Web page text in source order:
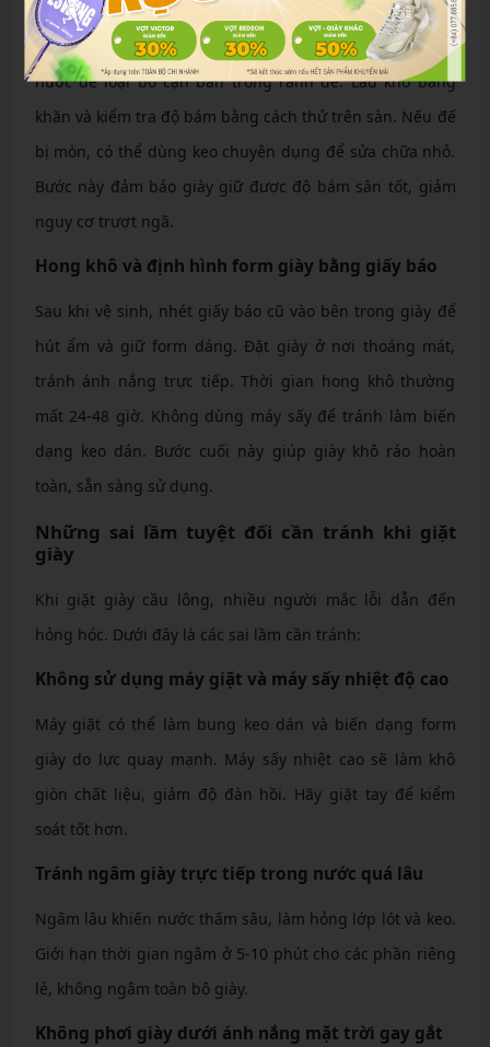
Đế giày là phần quan trọng nhất, cần chà kỹ bằng bàn
chải với dung dịch. Sử dụng hỗn hợp baking soda và
nước để loại bỏ cặn bẩn trong rãnh đế. Lau khô bằng
khăn và kiểm tra độ bám bằng cách thử trên sàn. Nếu đế
bị mòn, có thể dùng keo chuyên dụng để sửa chữa nhỏ.
Bước này đảm bảo giày giữ được độ bám sân tốt, giảm
nguy cơ trượt ngã.
Hong khô và định hình form giày bằng giấy báo
Sau khi vệ sinh, nhét giấy báo cũ vào bên trong giày để
hút ẩm và giữ form dáng. Đặt giày ở nơi thoáng mát,
tránh ánh nắng trực tiếp. Thời gian hong khô thường
mất 24-48 giờ. Không dùng máy sấy để tránh làm biến
dạng keo dán. Bước cuối này giúp giày khô ráo hoàn
toàn, sẵn sàng sử dụng.
Những sai lầm tuyệt đối cần tránh khi giặt
giày
Khi giặt giày cầu lông, nhiều người mắc lỗi dẫn đến
hỏng hóc. Dưới đây là các sai lầm cần tránh:
Không sử dụng máy giặt và máy sấy nhiệt độ cao
Máy giặt có thể làm bung keo dán và biến dạng form
giày do lực quay mạnh. Máy sấy nhiệt cao sẽ làm khô
giòn chất liệu, giảm độ đàn hồi. Hãy giặt tay để kiểm
soát tốt hơn.
Tránh ngâm giày trực tiếp trong nước quá lâu
Ngâm lâu khiến nước thấm sâu, làm hỏng lớp lót và keo.
Giới hạn thời gian ngâm ở 5-10 phút cho các phần riêng
lẻ, không ngâm toàn bộ giày.
Không phơi giày dưới ánh nắng mặt trời gay gắt